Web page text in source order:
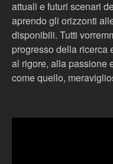
attuali e futuri scenari
aprendo gli orizzonti
disponibili. Tutti
progresso della ricerca
al rigore, alla passione
come quello,